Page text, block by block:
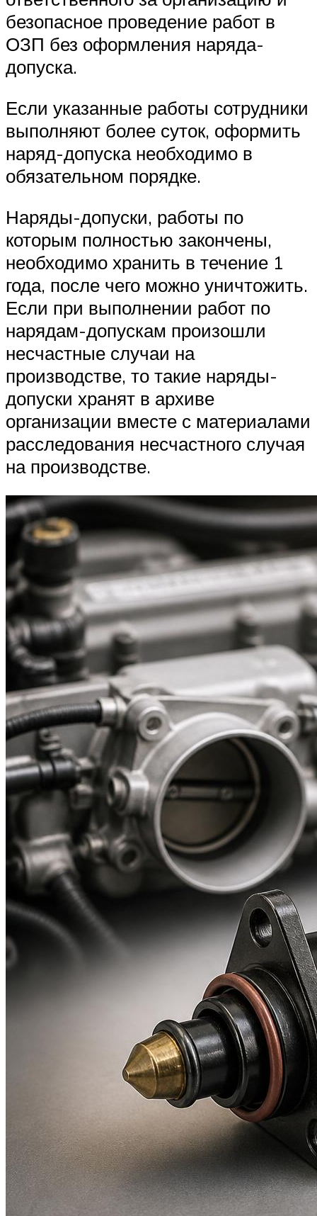
безопасное проведение работ в
ОЗП без оформления наряда-
допуска.
Если указанные работы сотрудники
выполняют более суток, оформить
наряд-допуска необходимо в
обязательном порядке.
Наряды-допуски, работы по
которым полностью закончены,
необходимо хранить в течение 1
года, после чего можно уничтожить.
Если при выполнении работ по
нарядам-допускам произошли
несчастные случаи на
производстве, то такие наряды-
допуски хранят в архиве
организации вместе с материалами
расследования несчастного случая
на производстве.